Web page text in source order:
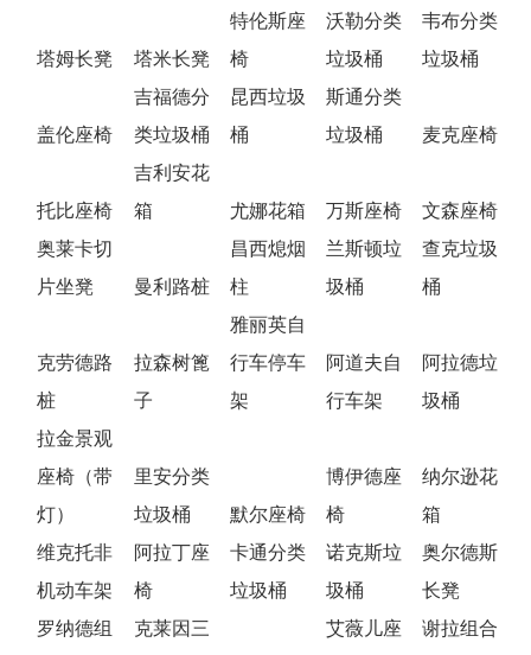
塔姆长凳 塔米长凳
特伦斯座
椅
沃勒分类
垃圾桶
韦布分类
垃圾桶
盖伦座椅
吉福德分
类垃圾桶
昆西垃圾
桶
斯通分类
垃圾桶
麦克座椅
托比座椅
吉利安花
箱
尤娜花箱 万斯座椅
文森座椅
奥莱卡切
片坐凳
曼利路桩
昌西熄烟
柱
兰斯顿垃
圾桶
查克垃圾
桶
克劳德路
桩
拉森树篦
子
雅丽英自
行车停车
架
阿道夫自
行车架
阿拉德垃
圾桶
拉金景观
座椅（带
灯）
里安分类
垃圾桶
默尔座椅
博伊德座
椅
纳尔逊花
箱
维克托非
机动车架
阿拉丁座
椅
卡通分类
垃圾桶
诺克斯垃
圾桶
奥尔德斯
长凳
罗纳德组
克莱因三
艾薇儿座
谢拉组合